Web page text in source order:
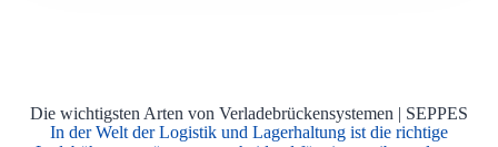
Die wichtigsten Arten von Verladebrückensystemen | SEPPES
In der Welt der Logistik und Lagerhaltung ist die richtige